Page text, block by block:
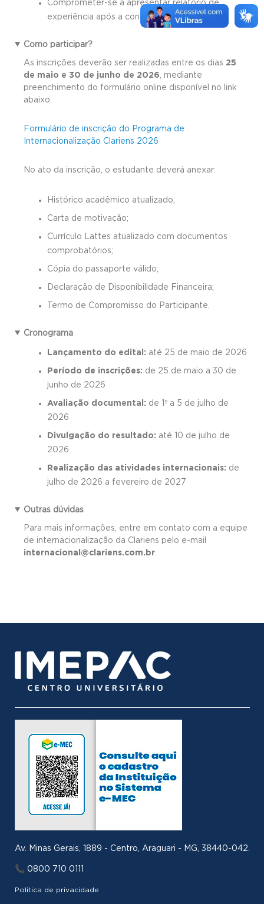
Comprometer-se a apresentar relatório de
experiência após a conclusão do programa.
Como participar?
As inscrições deverão ser realizadas entre os dias 25
de maio e 30 de junho de 2026 , mediante
preenchimento do formulário online disponível no link
abaixo:
Formulário de inscrição do Programa de
Internacionalização Clariens 2026
No ato da inscrição, o estudante deverá anexar:
Histórico acadêmico atualizado;
Carta de motivação;
Currículo Lattes atualizado com documentos
comprobatórios;
Cópia do passaporte válido;
Declaração de Disponibilidade Financeira;
Termo de Compromisso do Participante.
Cronograma
Lançamento do edital: até 25 de maio de 2026
Período de inscrições: de 25 de maio a 30 de
junho de 2026
Avaliação documental: de 1º a 5 de julho de
2026
Divulgação do resultado: até 10 de julho de
2026
Realização das atividades internacionais: de
julho de 2026 a fevereiro de 2027
Outras dúvidas
Para mais informações, entre em contato com a equipe
de internacionalização da Clariens pelo e-mail
internacional@clariens.com.br
Av. Minas Gerais, 1889 - Centro, Araguari - MG, 38440-042.
📞 0800 710 0111
Política de privacidade